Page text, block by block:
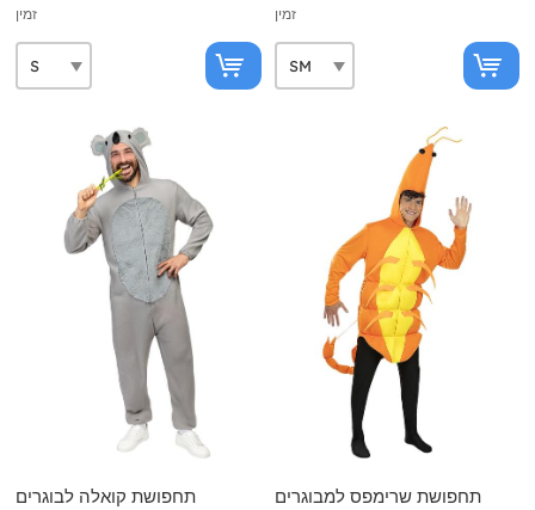
זמין זמין
תחפושת קואלה לבוגרים תחפושת שרימפס למבוגרים